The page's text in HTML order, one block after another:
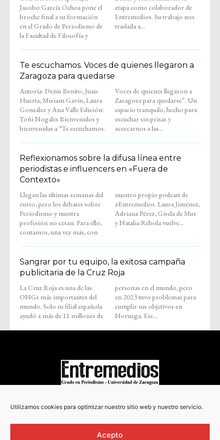
Utilizamos cookies para optimizar nuestro sitio web y nuestro servicio.
Acepto
Jacobo García Ochoa pone el
broche final a su formación
en el Grado de Periodismo de
la Facultad de Filosofía y
etapa como colaborador de
Entremedios. Su trabajo nos
traslada a...
Te escuchamos. Voces de quienes llegaron a
Zaragoza para quedarse
Autoría: Denis Benito, Juan
Huerta, Miriam Gavín, Laura
González y Ana Valle Edición:
Toñi Nogales Bienvenidos y
bienvenidas a “Te escuchamos.
Voces de quienes llegaron a
Zaragoza para quedarse”. Un
espacio tranquilo, hecho para
escuchar sin prisas y
acercarnos a las...
Reflexionamos sobre la difusa línea entre
periodistas e influencers en «Fuera de
Contexto»
Llegan las últimas semanas del
curso, pero los debates sobre
Periodismo y nuestra
profesión no cesan. Para ello,
contamos, una vez más, con
nuestro propio podcast de
#Entremedios. Laura Jiménez,
Adriana Pérez, Gisela de Mur
y Natalia Rébola vuelve...
Sangrar por tu equipo, la exitosa campaña
publicitaria de la Cruz Roja
La Cruz Roja es una de las
ONGs más importantes del
mundo. Solo su filial española
ayudó a más de 11 millones de
personas en el mundo, pero
en 2023 tuvo problemas para
cumplir sus objetivos en
Noruega. Ese...